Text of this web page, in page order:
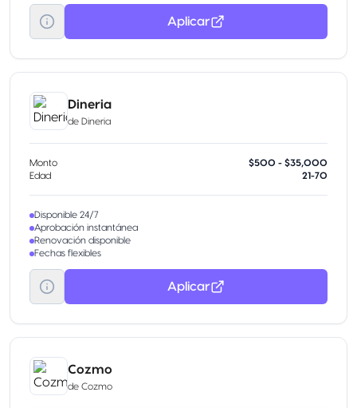
Aplicar
Dineria
de Dineria
Monto
$500 - $35,000
Edad
21-70
Disponible 24/7
Aprobación instantánea
Renovación disponible
Fechas flexibles
Aplicar
Cozmo
de Cozmo